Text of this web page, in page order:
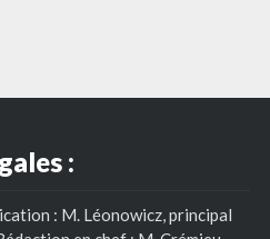
:
: M. Léonowicz, principal